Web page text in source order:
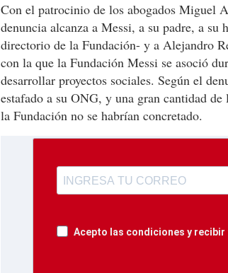
Con el patrocinio de los abogados Miguel
denuncia alcanza a Messi, a su padre, a
directorio de la Fundación- y a Alejandro
con la que la Fundación Messi se asoció
desarrollar proyectos sociales. Según el
estafado a su ONG, y una gran cantidad
la Fundación no se habrían concretado.
Acepto las condiciones y